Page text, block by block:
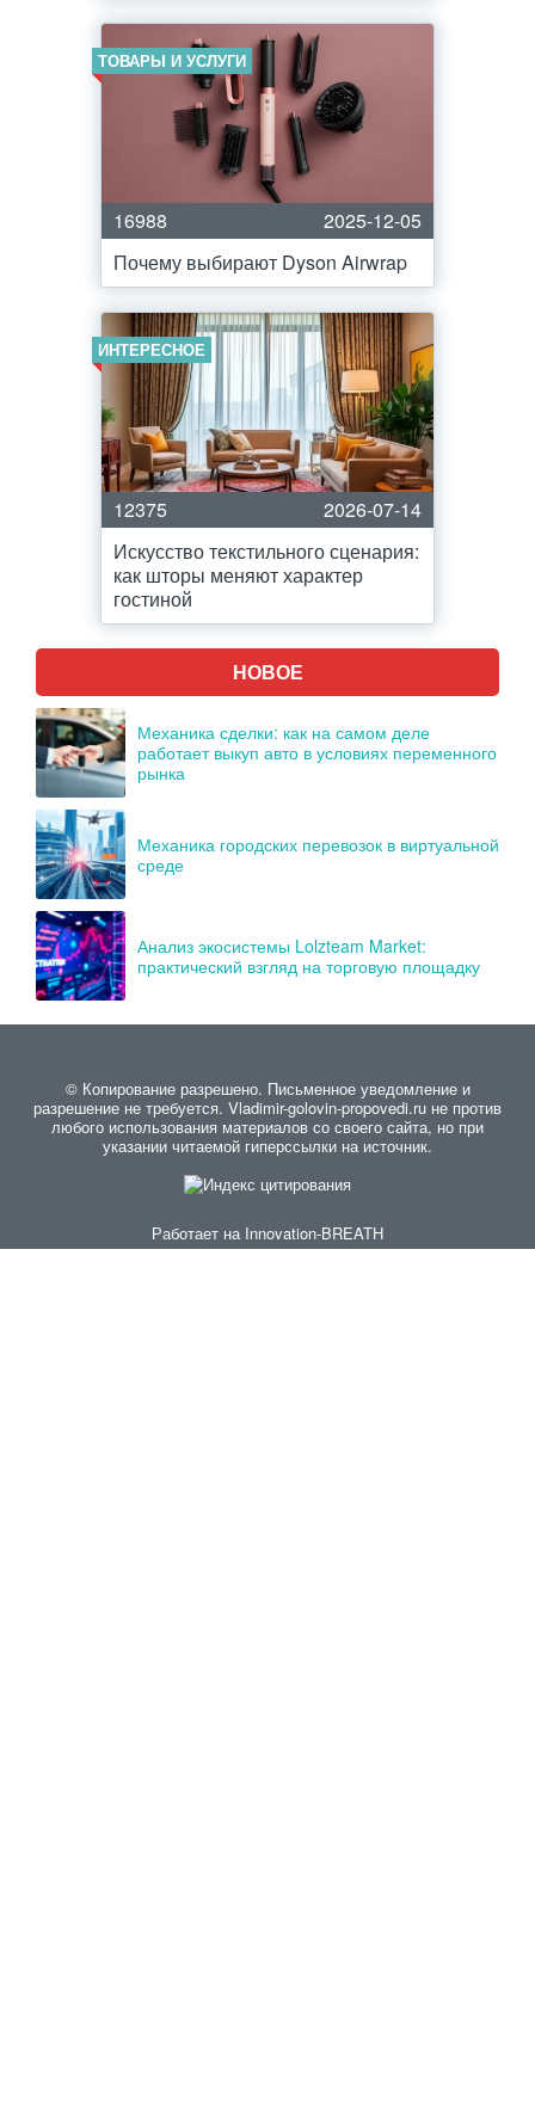
ТОВАРЫ И УСЛУГИ
16988
2025-12-05
Почему выбирают Dyson Airwrap
ИНТЕРЕСНОЕ
12375
2026-07-14
Искусство текстильного сценария:
как шторы меняют характер
гостиной
НОВОЕ
Механика сделки: как на самом деле
работает выкуп авто в условиях переменного
рынка
Механика городских перевозок в виртуальной
среде
Анализ экосистемы Lolzteam Market:
практический взгляд на торговую площадку
© Копирование разрешено. Письменное уведомление и
разрешение не требуется. Vladimir-golovin-propovedi.ru не против
любого использования материалов со своего сайта, но при
указании читаемой гиперссылки на источник.
Работает на Innovation-BREATH